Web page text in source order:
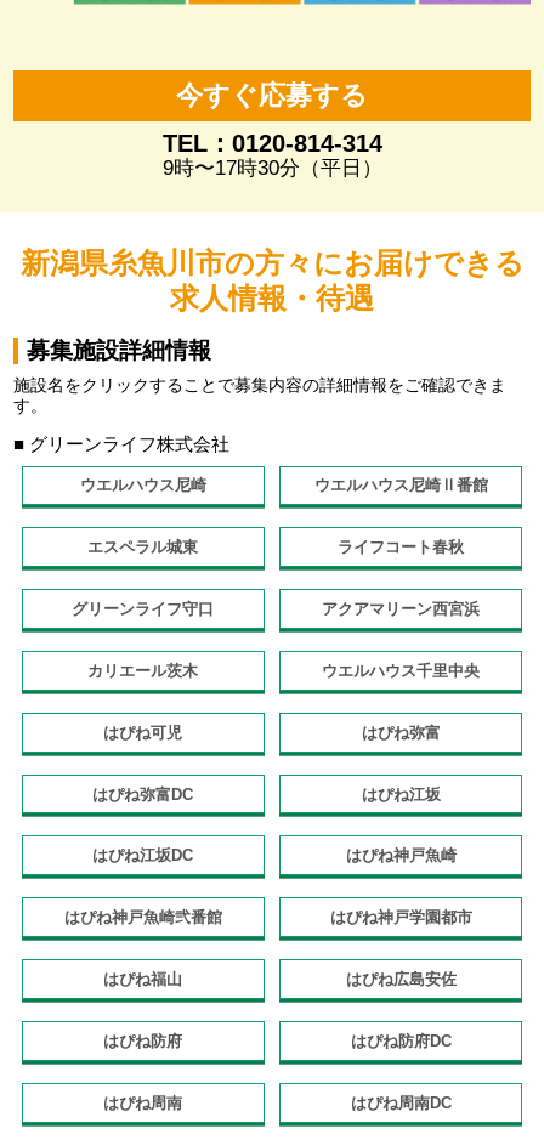
今すぐ応募する
TEL：0120-814-314
9時〜17時30分（平日）
新潟県糸魚川市の方々にお届けできる
求人情報・待遇
募集施設詳細情報
施設名をクリックすることで募集内容の詳細情報をご確認できま
す。
■ グリーンライフ株式会社
ウエルハウス尼崎 ウエルハウス尼崎Ⅱ番館
エスペラル城東 ライフコート春秋
グリーンライフ守口 アクアマリーン西宮浜
カリエール茨木 ウエルハウス千里中央
はぴね可児 はぴね弥富
はぴね弥富DC はぴね江坂
はぴね江坂DC はぴね神戸魚崎
はぴね神戸魚崎弐番館 はぴね神戸学園都市
はぴね福山 はぴね広島安佐
はぴね防府 はぴね防府DC
はぴね周南 はぴね周南DC